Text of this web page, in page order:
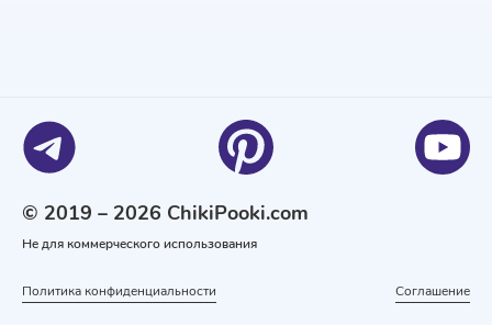
© 2019 – 2026 ChikiPooki.com
Не для коммерческого использования
Политика конфиденциальности Соглашение